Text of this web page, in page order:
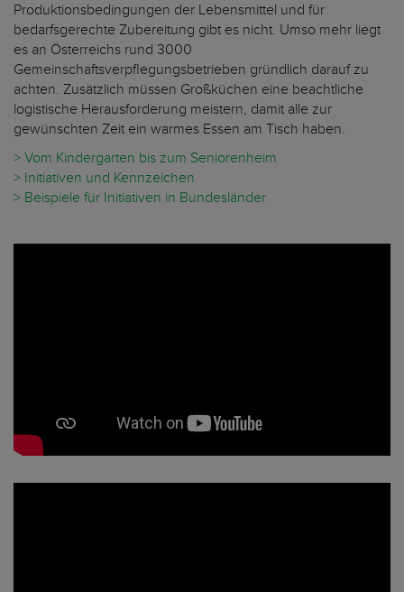
Produktionsbedingungen der Lebensmittel und für
bedarfsgerechte Zubereitung gibt es nicht. Umso mehr liegt
es an Österreichs rund 3000
Gemeinschaftsverpflegungsbetrieben gründlich darauf zu
achten. Zusätzlich müssen Großküchen eine beachtliche
logistische Herausforderung meistern, damit alle zur
gewünschten Zeit ein warmes Essen am Tisch haben.
> Vom Kindergarten bis zum Seniorenheim
> Initiativen und Kennzeichen
> Beispiele für Initiativen in Bundesländer